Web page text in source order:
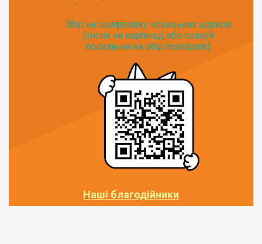
Збір на оцифровку козацьких церков
(тисни на картинці, або скануй
посилання на збір monobank):
Наші благодійники